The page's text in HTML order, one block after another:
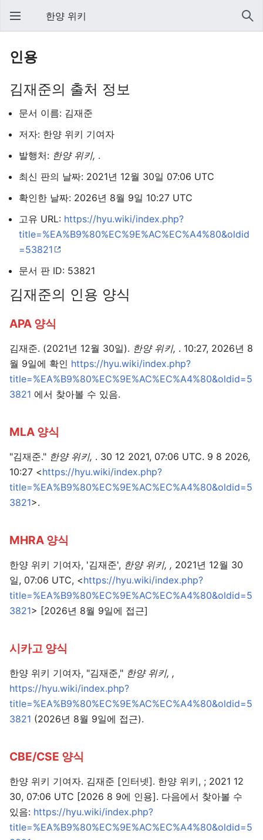
한양 위키
인용
김재준의 출처 정보
문서 이름: 김재준
저자: 한양 위키 기여자
발행처: 한양 위키, .
최신 판의 날짜: 2021년 12월 30일 07:06 UTC
확인한 날짜: 2026년 8월 9일 10:27 UTC
고유 URL: https://hyu.wiki/index.php?
title=%EA%B9%80%EC%9E%AC%EC%A4%80&oldid
=53821
문서 판 ID: 53821
김재준의 인용 양식
APA 양식
김재준. (2021년 12월 30일). 한양 위키, . 10:27, 2026년 8
월 9일에 확인 https://hyu.wiki/index.php?
title=%EA%B9%80%EC%9E%AC%EC%A4%80&oldid=5
3821 에서 찾아볼 수 있음.
MLA 양식
"김재준." 한양 위키, . 30 12 2021, 07:06 UTC. 9 8 2026,
10:27 <https://hyu.wiki/index.php?
title=%EA%B9%80%EC%9E%AC%EC%A4%80&oldid=5
3821>.
MHRA 양식
한양 위키 기여자, '김재준', 한양 위키, , 2021년 12월 30
일, 07:06 UTC, <https://hyu.wiki/index.php?
title=%EA%B9%80%EC%9E%AC%EC%A4%80&oldid=5
3821> [2026년 8월 9일에 접근]
시카고 양식
한양 위키 기여자, "김재준," 한양 위키, ,
https://hyu.wiki/index.php?
title=%EA%B9%80%EC%9E%AC%EC%A4%80&oldid=5
3821 (2026년 8월 9일에 접근).
CBE/CSE 양식
한양 위키 기여자. 김재준 [인터넷]. 한양 위키, ; 2021 12
30, 07:06 UTC [2026 8 9에 인용]. 다음에서 찾아볼 수
있음: https://hyu.wiki/index.php?
title=%EA%B9%80%EC%9E%AC%EC%A4%80&oldid=5